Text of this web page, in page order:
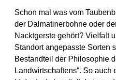
Schon mal was vom
der Dalmatinerbohne oder
Nacktgerste gehört? Vielfalt
Standort angepasste Sorten
Bestandteil der Philosophie
Landwirtschaftens“. So